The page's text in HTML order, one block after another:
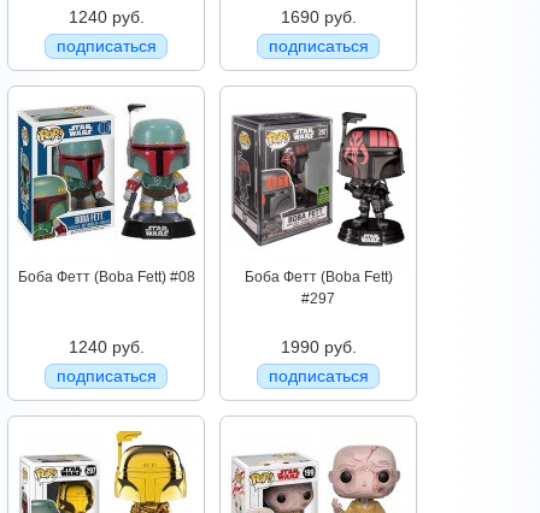
1240 руб.
подписаться
1690 руб.
подписаться
Боба Фетт (Boba Fett) #08
1240 руб.
подписаться
Боба Фетт (Boba Fett)
#297
1990 руб.
подписаться